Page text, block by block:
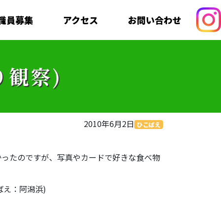
員募集 アクセス お問い合わせ
察)
2010年6月2日 ひこばえ
たのですが、写真やカードで好きな食べ物
え：阿潟浜)